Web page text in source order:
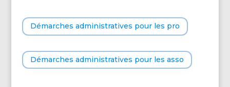
Démarches administratives pour les pro
Démarches administratives pour les asso